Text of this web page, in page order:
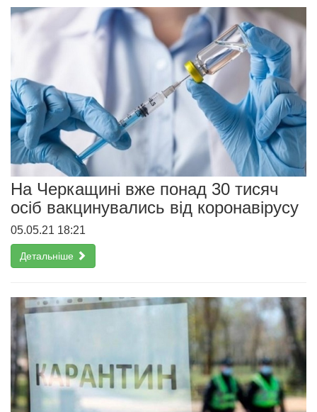
На Черкащині вже понад 30 тисяч
осіб вакцинувались від коронавірусу
05.05.21 18:21
Детальніше